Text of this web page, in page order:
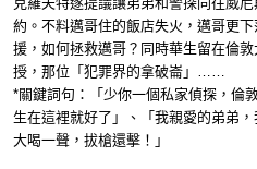
約。不料邁哥住的飯店失火，邁哥更
援，如何拯救邁哥？同時華生留在倫
授，那位「犯罪界的拿破崙」……
*關鍵詞句：「少你一個私家偵探，倫
生在這裡就好了」、「我親愛的弟弟
大喝一聲，拔槍還擊！」